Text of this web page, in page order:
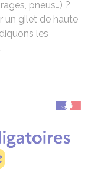
pneus…) ?
un gilet de haute
les